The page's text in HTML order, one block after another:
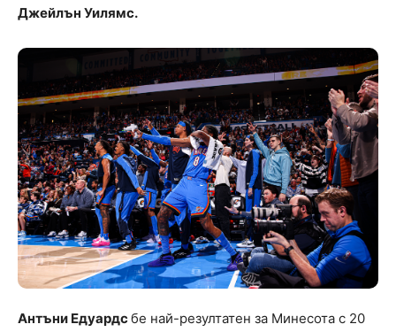
Джейлън Уилямс.
Антъни Едуардсбе най-резултатен за Минесота с 20